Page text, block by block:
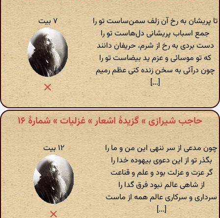
تا پریشان به رخ آن زلف سمن‌ساست تو را
جمع اسباب پریشانی دل‌هاست تو را
دست بردی به رخ از شرم، حریفان دانند
که تو موسائی و عزم ید بیضاست تو را
چون درآئی به سخن زنده کنی عظم رمیم
[...]
۷ بیت
حاجب شیرازی » گزیدهٔ اشعار » غزلیات » شمارهٔ ۱۶
چون مدعی از سر ننهی این من و ما را
بگذر تو از این دعوی بیهوده خدا را
گر عزت و عزلت بود و علم و قناعت
از شاهی عالم نبود فرق گدا را
سرداری و سرکاری عالم همه از ماست
[...]
۱۲ بیت